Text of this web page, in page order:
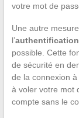
votre mot de
Une autre
l’
possible. Cette
de sécurité en
de la connexion
à voler votre mot
compte sans le